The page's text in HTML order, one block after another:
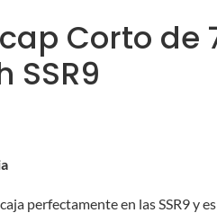
Corto de
SSR9
perfectamente en las SSR9 y es